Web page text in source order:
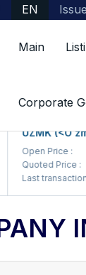
EN
Main
Corporate
Information
UZMK
Open Price :
Quoted Price :
Last transaction :